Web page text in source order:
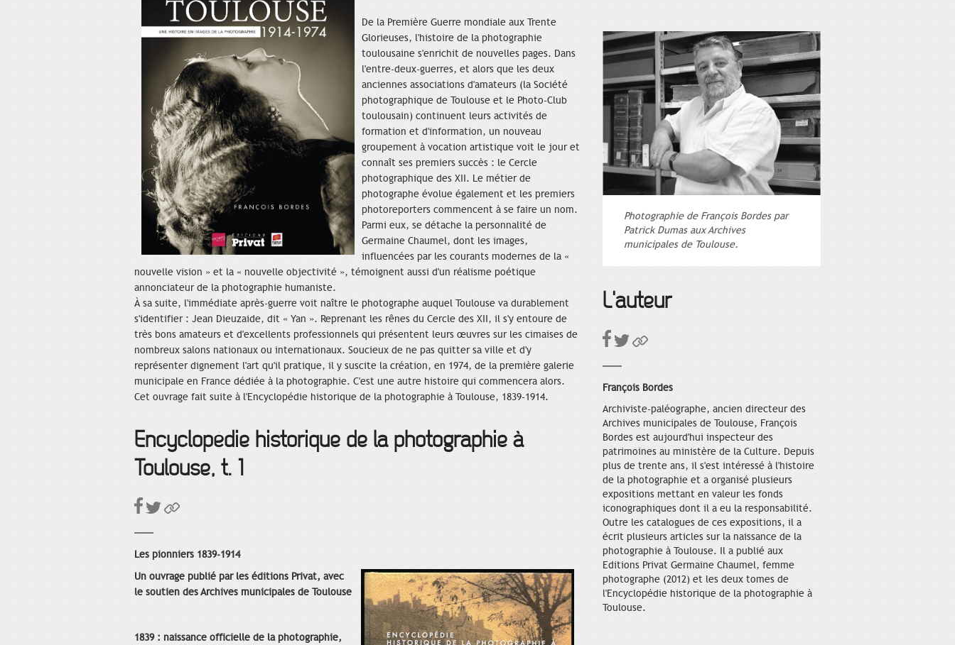
De la Première Guerre mondiale aux Trente
Glorieuses, l'histoire de la photographie
toulousaine s'enrichit de nouvelles pages. Dans
l'entre-deux-guerres, et alors que les deux
anciennes associations d'amateurs (la Société
photographique de Toulouse et le Photo-Club
toulousain) continuent leurs activités de
formation et d'information, un nouveau
groupement à vocation artistique voit le jour et
connaît ses premiers succès : le Cercle
photographique des XII. Le métier de
photographe évolue également et les premiers
photoreporters commencent à se faire un nom.
Parmi eux, se détache la personnalité de
Germaine Chaumel, dont les images,
influencées par les courants modernes de la «
nouvelle vision » et la « nouvelle objectivité », témoignent aussi d'un réalisme poétique
annonciateur de la photographie humaniste.
À sa suite, l'immédiate après-guerre voit naître le photographe auquel Toulouse va durablement
s'identifier : Jean Dieuzaide, dit « Yan ». Reprenant les rênes du Cercle des XII, il s'y entoure de
très bons amateurs et d'excellents professionnels qui présentent leurs œuvres sur les cimaises de
nombreux salons nationaux ou internationaux. Soucieux de ne pas quitter sa ville et d'y
représenter dignement l'art qu'il pratique, il y suscite la création, en 1974, de la première galerie
municipale en France dédiée à la photographie. C'est une autre histoire qui commencera alors.
Cet ouvrage fait suite à l'Encyclopédie historique de la photographie à Toulouse, 1839-1914.
Encyclopédie historique de la photographie à
Toulouse, t. 1
Les pionniers 1839-1914
Un ouvrage publié par les éditions Privat, avec
le soutien des Archives municipales de Toulouse
1839 : naissance officielle de la photographie,
Photographie de François Bordes par
Patrick Dumas aux Archives
municipales de Toulouse.
L'auteur
François Bordes
Archiviste-paléographe, ancien directeur des
Archives municipales de Toulouse, François
Bordes est aujourd'hui inspecteur des
patrimoines au ministère de la Culture. Depuis
plus de trente ans, il s'est intéressé à l'histoire
de la photographie et a organisé plusieurs
expositions mettant en valeur les fonds
iconographiques dont il a eu la responsabilité.
Outre les catalogues de ces expositions, il a
écrit plusieurs articles sur la naissance de la
photographie à Toulouse. Il a publié aux
Editions Privat Germaine Chaumel, femme
photographe (2012) et les deux tomes de
l'Encyclopédie historique de la photographie à
Toulouse.